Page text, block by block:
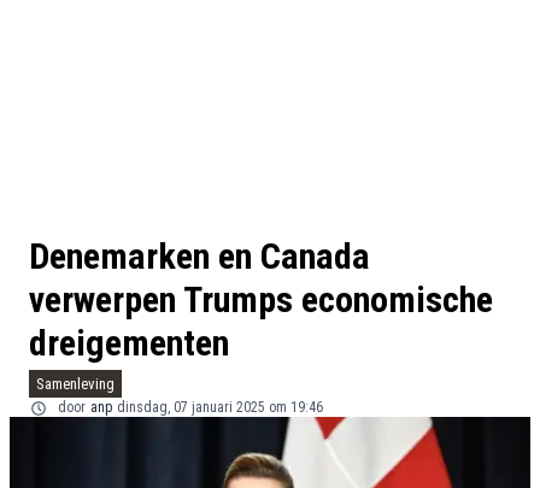
Denemarken en Canada
verwerpen Trumps economische
dreigementen
Samenleving
door anp dinsdag, 07 januari 2025 om 19:46